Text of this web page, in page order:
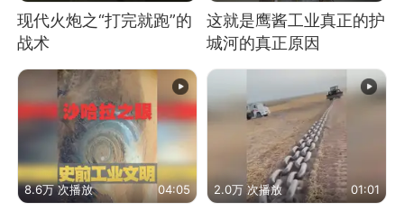
现代火炮之“打完就跑”的
战术
这就是鹰酱工业真正的护
城河的真正原因
8.6万 次播放 04:05 2.0万 次播放 01:01